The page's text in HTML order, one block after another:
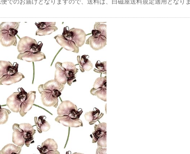
でのお届けとなりますので、送料は、白磁屋送料規定適用となり